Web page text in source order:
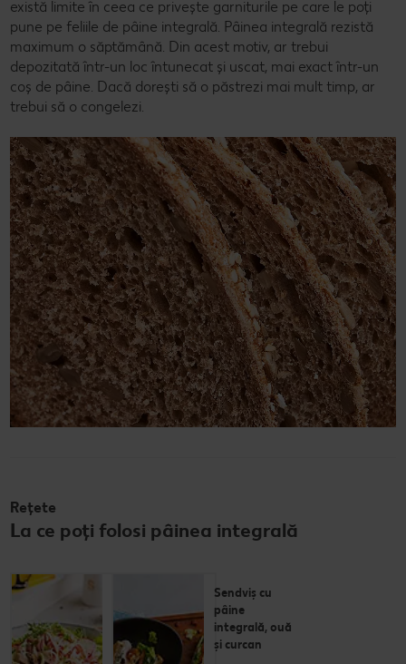
există limite în ceea ce privește garniturile pe care le poți
pune pe feliile de pâine integrală. Pâinea integrală rezistă
maximum o săptămână. Din acest motiv, ar trebui
depozitată într-un loc întunecat și uscat, mai exact într-un
coș de pâine. Dacă dorești să o păstrezi mai mult timp, ar
trebui să o congelezi.
Rețete
La ce poți folosi pâinea integrală
șuncă
ridichi și
Sendviș cu
pâine
integrală, ouă
și curcan